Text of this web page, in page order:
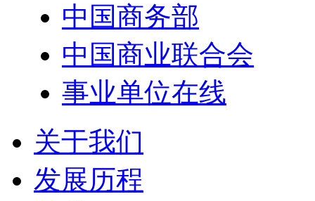
中国商务部
中国商业联合会
事业单位在线
关于我们
发展历程